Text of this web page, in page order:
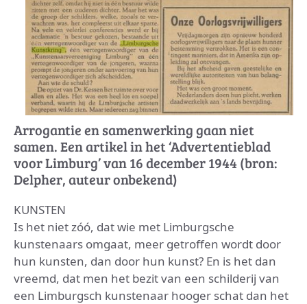
Arrogantie en samenwerking gaan niet
samen. Een artikel in het ‘Advertentieblad
voor Limburg’ van 16 december 1944 (bron:
Delpher, auteur onbekend)
KUNSTEN
Is het niet zóó, dat wie met Limburgsche
kunstenaars omgaat, meer getroffen wordt door
hun kunsten, dan door hun kunst? En is het dan
vreemd, dat men het bezit van een schilderij van
een Limburgsch kunstenaar hooger schat dan het